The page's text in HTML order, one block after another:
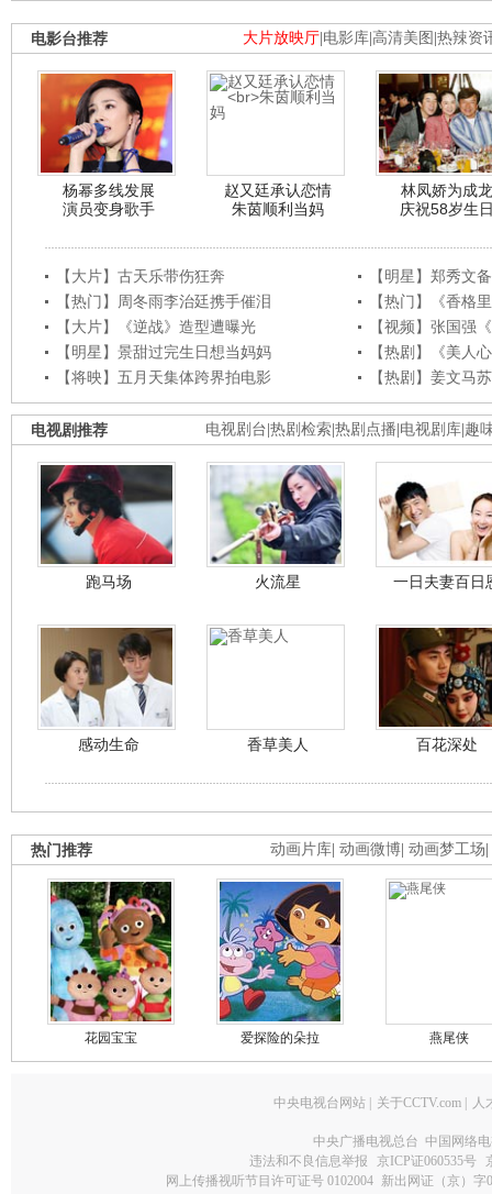
大片放映厅 电影库 高清美图 热辣资
电影台推荐
杨幂多线发展
演员变身歌手
赵又廷承认恋情
朱茵顺利当妈
林凤娇为成龙
庆祝58岁生
【大片】古天乐带伤狂奔
【明星】郑秀文
【热门】周冬雨李治廷携手催泪
【热门】《香格
【大片】《逆战》造型遭曝光
【视频】张国强
【明星】景甜过完生日想当妈妈
【热剧】《美人
【将映】五月天集体跨界拍电影
【热剧】姜文马
电视剧台 热剧检索 热剧点播 电视剧库 趣
电视剧推荐
跑马场 火流星 一日夫妻百日
感动生命 香草美人 百花深处
动画片库 动画微博 动画梦工场
热门推荐
花园宝宝 爱探险的朵拉 燕尾侠
中央电视台网站 关于CCTV.com 人
中央广播电视总台 中国网络
违法和不良信息举报
京ICP证060535号
网上传播视听节目许可证号 0102004 新出网证（京）